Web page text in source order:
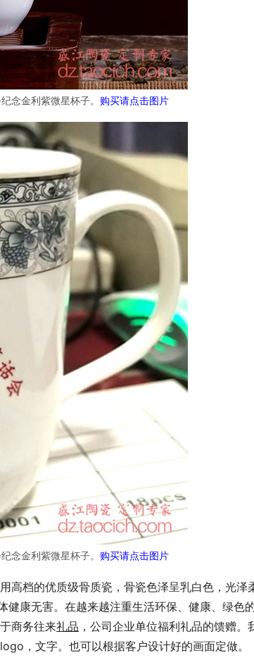
念金利紫微星杯子。 购买请点击图片
念金利紫微星杯子。 购买请点击图片
高档的优质级骨质瓷，骨瓷色泽呈乳白色，光泽
健康无害。在越来越注重生活环保、健康、绿色
商务往来礼品 ，公司企业单位福利礼品的馈赠。
，文字。也可以根据客户设计好的画面定做。